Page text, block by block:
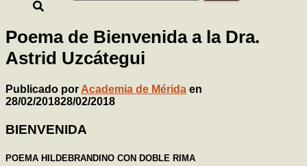
Poema de Bienvenida a la Dra.
Astrid Uzcátegui
Publicado por Academia de Mérida en
28/02/201828/02/2018
BIENVENIDA
POEMA HILDEBRANDINO CON DOBLE RIMA